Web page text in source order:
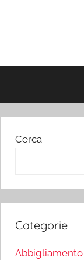
Cerca
Categorie
Abbigliamento